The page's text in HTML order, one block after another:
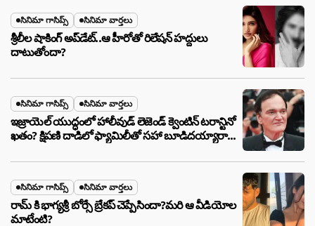
సినిమా గాసిప్స్ సినిమా వార్తలు
శ్రీలీల షాకింగ్ అప్‌డేట్..ఆ హీరోతో రిలేషన్ హద్దులు
దాటుతోందా?
సినిమా గాసిప్స్ సినిమా వార్తలు
ఇజ్రాయెల్ యుద్ధంలో హాలీవుడ్ లెజెండ్ క్వెంటిన్ టరాన్టినో
ఖతం? క్షిపణి దాడిలో ఫ్యామిలీతో సహా బూడిదయ్యారా?
సినిమా గాసిప్స్ సినిమా వార్తలు
రామ్ కి భాగ్యశ్రీ బోర్సే బ్రేకప్ చెప్పేసిందా?మరి ఆ వీడియోల
మాటేంటి?